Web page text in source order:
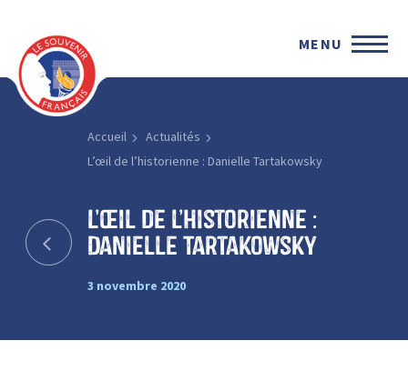
MENU
Accueil
Actualités
L’œil de l’historienne : Danielle Tartakowsky
L’œil de l’historienne :
Danielle Tartakowsky
3 novembre 2020